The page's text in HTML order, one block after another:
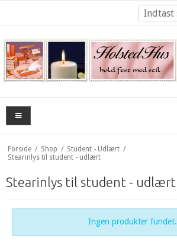
Forside / Shop / Student - Udlært /
Stearinlys til student - udlært
Stearinlys til student - udlært
Ingen produkter fundet.